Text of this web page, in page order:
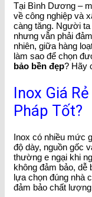
Tại Bình Dương –
về công nghiệp và
càng tăng. Người
nhưng vẫn phải
nhiên, giữa hàng
làm sao để chọn
bảo bền đẹp? Hãy
Inox Giá
Pháp Tốt?
Inox có nhiều mức
độ dày, nguồn gốc
thường e ngại khi
không đảm bảo, dễ
lựa chọn đúng nhà
đảm bảo chất